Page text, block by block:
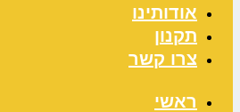
אודותינו
תקנון
צרו קשר
ראשי